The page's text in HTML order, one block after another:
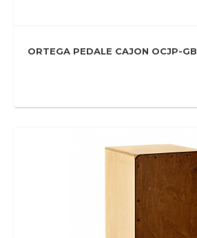
ORTEGA PEDALE CAJON OCJP-GB